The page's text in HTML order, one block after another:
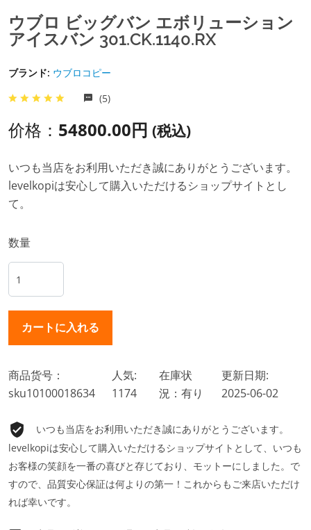
ウブロ ビッグバン エボリューション
アイスバン 301.CK.1140.RX
ブランド: ウブロコピー
(5)
价格： 54800.00円 (税込)
いつも当店をお利用いただき誠にありがとうございます。
levelkopiは安心して購入いただけるショップサイトとし
て。
数量
商品货号：
sku10100018634
人気:
1174
在庫状
況：有り
更新日期:
2025-06-02
いつも当店をお利用いただき誠にありがとうございます。
levelkopiは安心して購入いただけるショップサイトとして、いつも
お客様の笑顔を一番の喜びと存じており、モットーにしました。で
すので、品質安心保証は何よりの第一！これからもご来店いただけ
れば幸いです。